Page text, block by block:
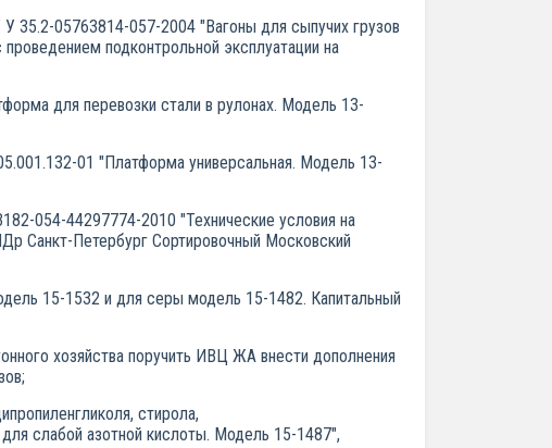
35.2-05763814-057-2004 "Вагоны для сыпучих грузов
подконтрольной эксплуатации на
для перевозки стали в рулонах. Модель 13-
01 "Платформа универсальная. Модель 13-
054-44297774-2010 "Технические условия на
Санкт-Петербург Сортировочный Московский
15-1532 и для серы модель 15-1482. Капитальный
хозяйства поручить ИВЦ ЖА внести дополнения
стирола,
слабой азотной кислоты. Модель 15-1487",